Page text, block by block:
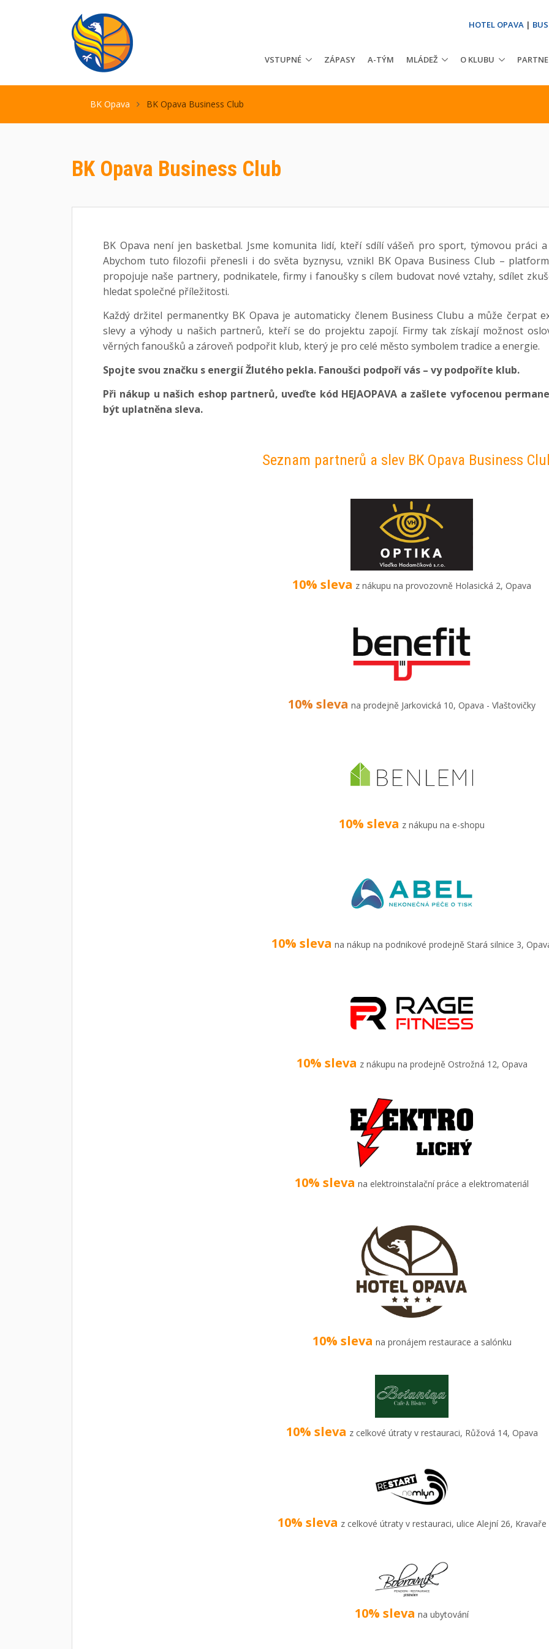
HOTEL OPAVA |
VSTUPNÉ ZÁPASY A-TÝM MLÁDEŽ O KLUBU
BK Opava BK Opava Business Club
BK Opava Business Club
BK Opava není jen basketbal. Jsme komunita lidí, kteří sdílí vášeň pro sport, týmovou práci a
Abychom tuto filozofii přenesli i do světa byznysu, vznikl BK Opava Business Club –
propojuje naše partnery, podnikatele, firmy i fanoušky s cílem budovat nové vztahy, sdílet
hledat společné příležitosti.
Každý držitel permanentky BK Opava je automaticky členem Business Clubu a může čerpat
slevy a výhody u našich partnerů, kteří se do projektu zapojí. Firmy tak získají možnost
věrných fanoušků a zároveň podpořit klub, který je pro celé město symbolem tradice a energie.
Spojte svou značku s energií Žlutého pekla. Fanoušci podpoří vás – vy podpoříte klub.
Při nákup u našich eshop partnerů, uveďte kód HEJAOPAVA a zašlete vyfocenou
být uplatněna sleva.
Seznam partnerů a slev BK Opava Business
10% sleva z nákupu na provozovně Holasická 2, Opava
10% sleva na prodejně Jarkovická 10, Opava - Vlaštovičky
10% sleva z nákupu na e-shopu
10% sleva na nákup na podnikové prodejně Stará silnice 3,
10% sleva z nákupu na prodejně Ostrožná 12, Opava
10% sleva na elektroinstalační práce a elektromateriál
10% sleva na pronájem restaurace a salónku
10% sleva z celkové útraty v restauraci, Růžová 14, Opava
10% sleva z celkové útraty v restauraci, ulice Alejní 26, Kravaře
10% sleva na ubytování